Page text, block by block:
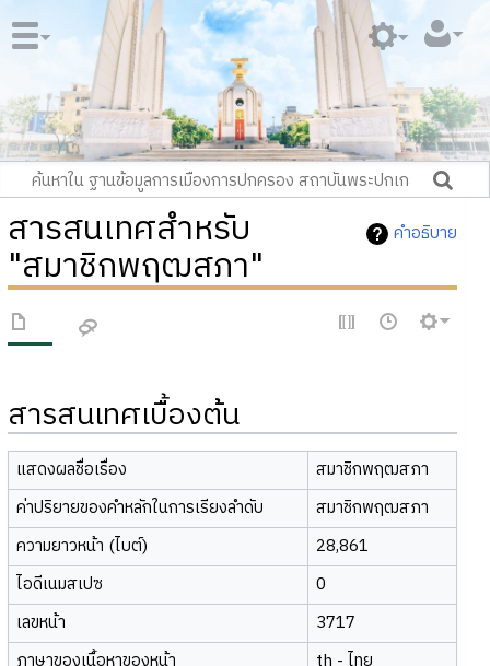
คำอธิบาย
สารสนเทศสำหรับ
"สมาชิกพฤฒสภา"
สารสนเทศเบื้องต้น
แสดงผลชื่อเรื่อง
สมาชิกพฤฒสภา
ค่าปริยายของคำหลักในการเรียงลำดับ
สมาชิกพฤฒสภา
ความยาวหน้า (ไบต์)
28,861
ไอดีเนมสเปซ
0
เลขหน้า
3717